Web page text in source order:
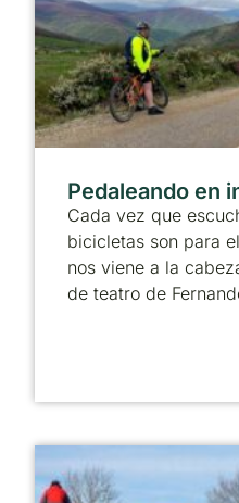
Pedaleando en
Cada vez que
bicicletas son para
nos viene a la
de teatro de